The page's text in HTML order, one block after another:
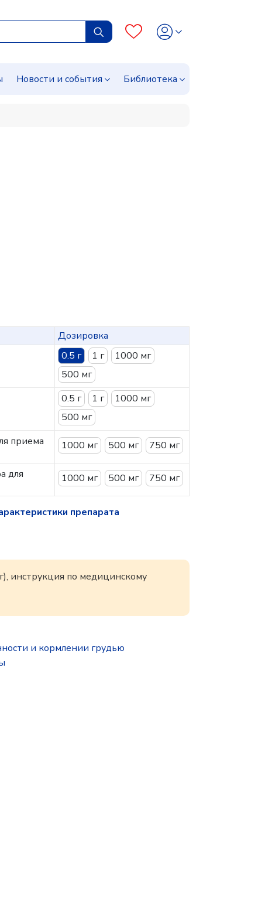
Новости и события Библиотека
Дозировка
0.5 г 1 г
1000 мг
500 мг
0.5 г 1 г
1000 мг
500 мг
приема
1000 мг 500 мг 750 мг
для
1000 мг 500 мг 750 мг
препарата
инструкция по медицинскому
и кормлении грудью